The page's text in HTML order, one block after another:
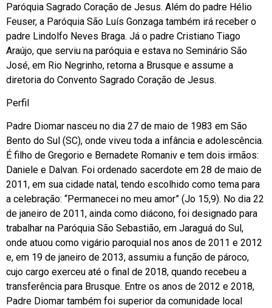
Paróquia Sagrado Coração de Jesus. Além do padre Hélio
Feuser, a Paróquia São Luís Gonzaga também irá receber o
padre Lindolfo Neves Braga. Já o padre Cristiano Tiago
Araújo, que serviu na paróquia e estava no Seminário São
José, em Rio Negrinho, retorna a Brusque e assume a
diretoria do Convento Sagrado Coração de Jesus.
Perfil
Padre Diomar nasceu no dia 27 de maio de 1983 em São
Bento do Sul (SC), onde viveu toda a infância e adolescência.
É filho de Gregorio e Bernadete Romaniv e tem dois irmãos:
Daniele e Dalvan. Foi ordenado sacerdote em 28 de maio de
2011, em sua cidade natal, tendo escolhido como tema para
a celebração: “Permanecei no meu amor” (Jo 15,9). No dia 22
de janeiro de 2011, ainda como diácono, foi designado para
trabalhar na Paróquia São Sebastião, em Jaraguá do Sul,
onde atuou como vigário paroquial nos anos de 2011 e 2012
e, em 19 de janeiro de 2013, assumiu a função de pároco,
cujo cargo exerceu até o final de 2018, quando recebeu a
transferência para Brusque. Entre os anos de 2012 e 2018,
Padre Diomar também foi superior da comunidade local